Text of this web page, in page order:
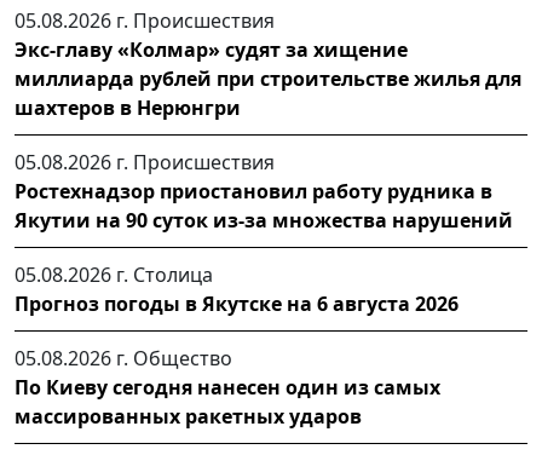
05.08.2026 г. Происшествия
Экс-главу «Колмар» судят за хищение
миллиарда рублей при строительстве жилья для
шахтеров в Нерюнгри
05.08.2026 г. Происшествия
Ростехнадзор приостановил работу рудника в
Якутии на 90 суток из-за множества нарушений
05.08.2026 г. Столица
Прогноз погоды в Якутске на 6 августа 2026
05.08.2026 г. Общество
По Киеву сегодня нанесен один из самых
массированных ракетных ударов